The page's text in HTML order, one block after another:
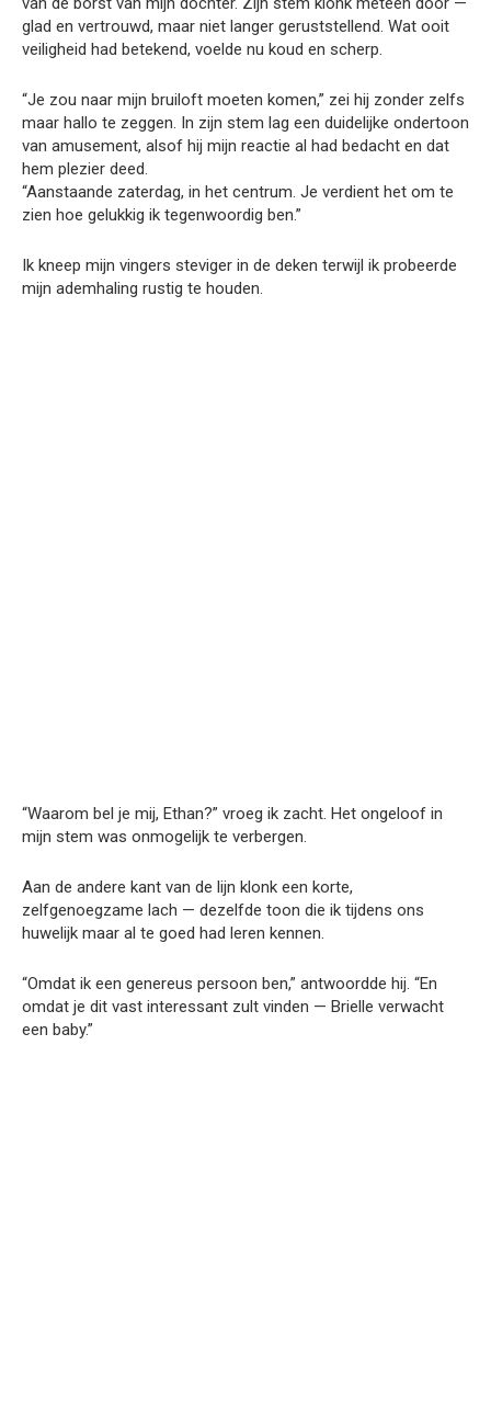
glad en vertrouwd, maar niet langer geruststellend. Wat ooit
veiligheid had betekend, voelde nu koud en scherp.
“Je zou naar mijn bruiloft moeten komen,” zei hij zonder zelfs
maar hallo te zeggen. In zijn stem lag een duidelijke ondertoon
van amusement, alsof hij mijn reactie al had bedacht en dat
hem plezier deed.
“Aanstaande zaterdag, in het centrum. Je verdient het om te
zien hoe gelukkig ik tegenwoordig ben.”
Ik kneep mijn vingers steviger in de deken terwijl ik probeerde
mijn ademhaling rustig te houden.
“Waarom bel je mij, Ethan?” vroeg ik zacht. Het ongeloof in
mijn stem was onmogelijk te verbergen.
Aan de andere kant van de lijn klonk een korte,
zelfgenoegzame lach — dezelfde toon die ik tijdens ons
huwelijk maar al te goed had leren kennen.
“Omdat ik een genereus persoon ben,” antwoordde hij. “En
omdat je dit vast interessant zult vinden — Brielle verwacht
een baby.”